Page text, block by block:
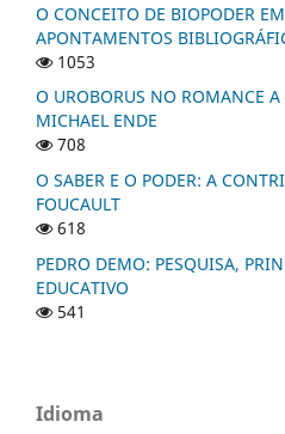
O CONCEITO DE BIOPODER
APONTAMENTOS
1053
O UROBORUS NO ROMANCE
MICHAEL ENDE
708
O SABER E O PODER: A
FOUCAULT
618
PEDRO DEMO: PESQUISA,
EDUCATIVO
541
Idioma